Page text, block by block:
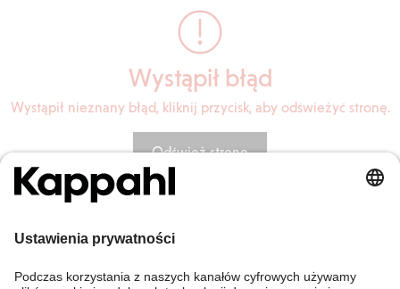
Wystąpił błąd
Wystąpił nieznany błąd, kliknij przycisk, aby odświeżyć stronę.
Odśwież stronę